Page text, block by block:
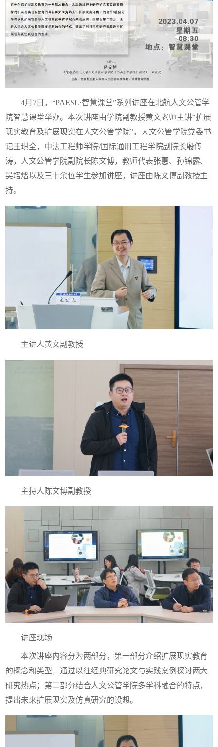
4月7日，“PAESL·智慧课堂”系列讲座在北航人文公管学
院智慧课堂举办。本次讲座由学院副教授黄文老师主讲“扩展
现实教育及扩展现实在人文公管学院”。人文公管学院党委书
记王琪全，中法工程师学院/国际通用工程学院副院长殷传
涛，人文公管学院副院长陈文博，教师代表张惠、孙锦露、
吴培熠以及三十余位学生参加讲座，讲座由陈文博副教授主
持。
主讲人黄文副教授
主持人陈文博副教授
讲座现场
本次讲座内容分为两部分，第一部分介绍扩展现实教育
的概念和类型，通过以往经典研究论文与实践案例探讨两大
研究热点；第二部分结合人文公管学院多学科融合的特点，
提出未来扩展现实及仿真研究的设想。